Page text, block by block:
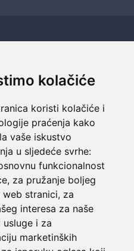
kolačiće
koristi kolačiće i
praćenja kako
vaše iskustvo
u sljedeće svrhe:
funkcionalnost
, za pružanje boljeg
web stranici, za
interesa za naše
i za
marketinških
za novac